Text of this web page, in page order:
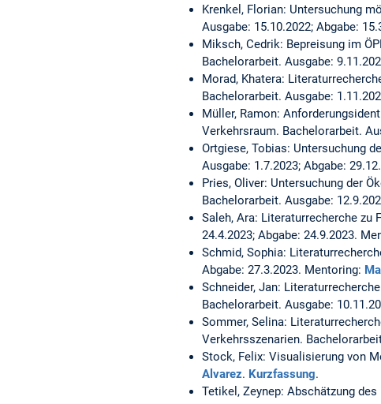
Krenkel, Florian: Untersuchung
Ausgabe: 15.10.2022; Abgabe:
Miksch, Cedrik: Bepreisung im
Bachelorarbeit. Ausgabe:
Morad, Khatera:
Bachelorarbeit. Ausgabe:
Müller, Ramon:
Verkehrsraum. Bachelorarbeit.
Ortgiese, Tobias: Untersuchung
Ausgabe: 1.7.2023; Abgabe:
Pries, Oliver: Untersuchung der
Bachelorarbeit. Ausgabe:
Saleh, Ara: Literaturrecherche zu
24.4.2023; Abgabe: 24.9.2023.
Schmid, Sophia:
Abgabe: 27.3.2023. Mentoring:
Schneider, Jan:
Bachelorarbeit. Ausgabe:
Sommer, Selina:
Verkehrsszenarien.
Stock, Felix: Visualisierung von
Alvarez. Kurzfassung.
Tetikel, Zeynep: Abschätzung